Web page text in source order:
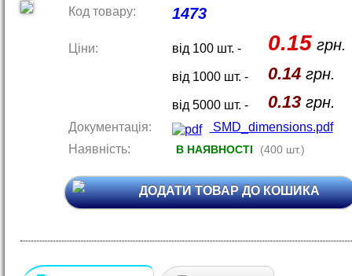
Код товару: 1473
Ціни: від 100 шт. - 0.15 грн.
від 1000 шт. - 0.14грн.
від 5000 шт. - 0.13грн.
Документація:
SMD_dimensions.pdf
Наявність:
В НАЯВНОСТІ (400 шт.)
ДОДАТИ ТОВАР ДО КОШИКА